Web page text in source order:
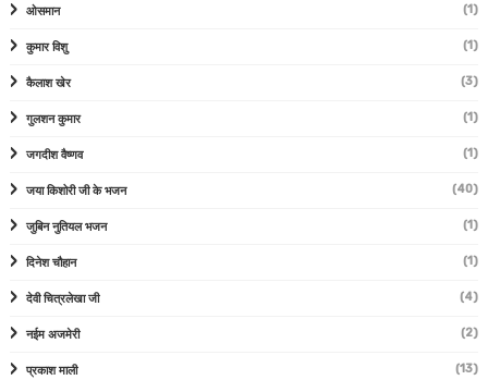
ओसमान (1)
कुमार विशु (1)
कैलाश खेर (3)
गुलशन कुमार (1)
जगदीश वैष्णव (1)
जया किशोरी जी के भजन (40)
जुबिन नुतियल भजन (1)
दिनेश चौहान (1)
देवी चित्रलेखा जी (4)
नईम अजमेरी (2)
प्रकाश माली (13)